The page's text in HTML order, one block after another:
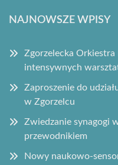
NAJNOWSZE WPISY
Zgorzelecka
intensywnych
Zaproszenie do
w Zgorzelcu
Zwiedzanie synagogi
przewodnikiem
Nowy naukowo-